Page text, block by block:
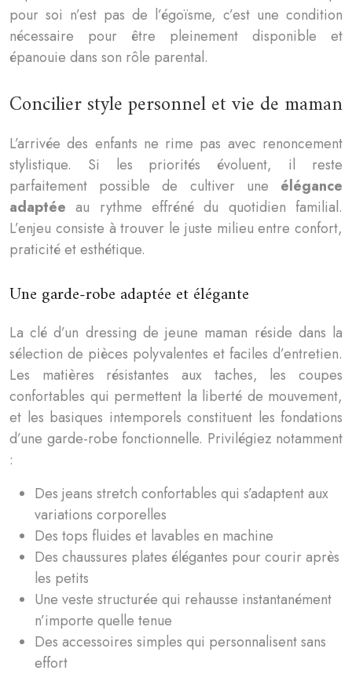
pour soi n’est pas de l’égoïsme, c’est une condition
nécessaire pour être pleinement disponible et
épanouie dans son rôle parental.
Concilier style personnel et vie de maman
L’arrivée des enfants ne rime pas avec renoncement
stylistique. Si les priorités évoluent, il reste
parfaitement possible de cultiver une élégance
adaptée au rythme effréné du quotidien familial.
L’enjeu consiste à trouver le juste milieu entre confort,
praticité et esthétique.
Une garde-robe adaptée et élégante
La clé d’un dressing de jeune maman réside dans la
sélection de pièces polyvalentes et faciles d’entretien.
Les matières résistantes aux taches, les coupes
confortables qui permettent la liberté de mouvement,
et les basiques intemporels constituent les fondations
d’une garde-robe fonctionnelle. Privilégiez notamment
:
Des jeans stretch confortables qui s’adaptent aux
variations corporelles
Des tops fluides et lavables en machine
Des chaussures plates élégantes pour courir après
les petits
Une veste structurée qui rehausse instantanément
n’importe quelle tenue
Des accessoires simples qui personnalisent sans
effort